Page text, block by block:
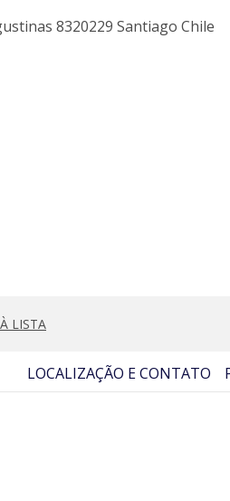
8320229 Santiago Chile
LISTA
NOVA
PESTANA
LOCALIZAÇÃO E CONTATO